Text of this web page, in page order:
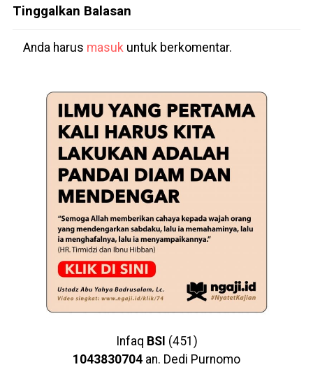
Tinggalkan Balasan
Anda harus masukuntuk berkomentar.
Infaq BSI (451)
1043830704 an. Dedi Purnomo